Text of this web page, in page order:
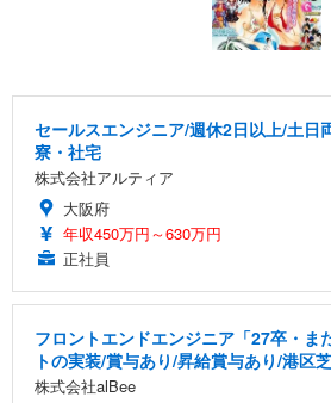
セールスエンジニア/週休2日以上/土日
寮・社宅
株式会社アルティア
大阪府
年収450万円～630万円
正社員
フロントエンドエンジニア「27卒・ま
トの実装/賞与あり/昇給賞与あり/港区
株式会社alBee